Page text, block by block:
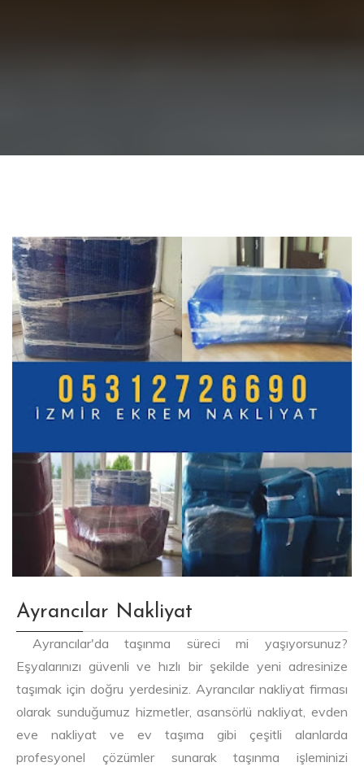
Ayrancılar Nakliyat
Ayrancılar'da taşınma süreci mi yaşıyorsunuz?
Eşyalarınızı güvenli ve hızlı bir şekilde yeni adresinize
taşımak için doğru yerdesiniz. Ayrancılar nakliyat firması
olarak sunduğumuz hizmetler, asansörlü nakliyat, evden
eve nakliyat ve ev taşıma gibi çeşitli alanlarda
profesyonel çözümler sunarak taşınma işleminizi